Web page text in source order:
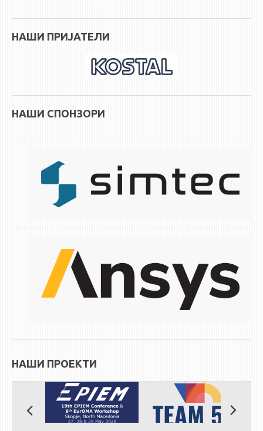
НАШИ ПРИЈАТЕЛИ
НАШИ СПОНЗОРИ
НАШИ ПРОЕКТИ